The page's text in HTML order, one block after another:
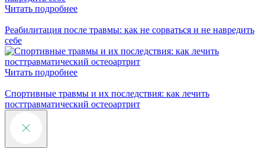
Читать подробнее
Реабилитация после травмы: как не сорваться и не навредить
себе
Читать подробнее
Спортивные травмы и их последствия: как лечить
посттравматический остеоартрит